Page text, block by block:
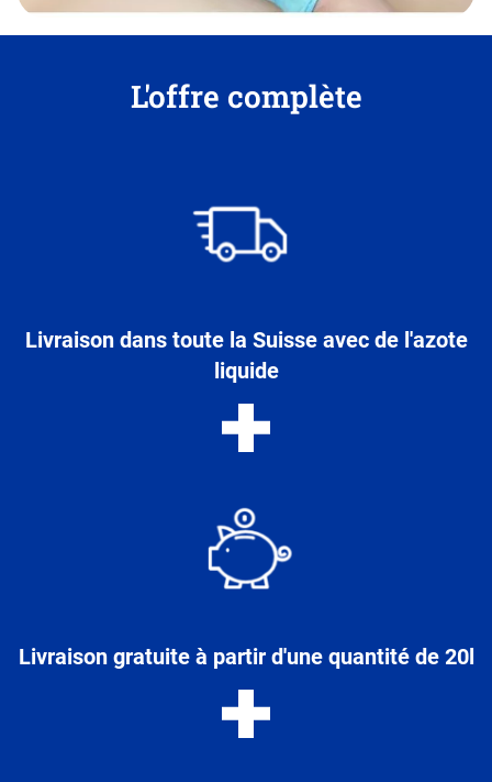
L'offre complète
Livraison dans toute la Suisse avec de l'azote
liquide
Livraison gratuite à partir d'une quantité de 20l